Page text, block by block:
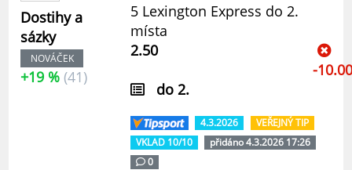
Dostihy a
sázky
NOVÁČEK
+19 % (41)
5 Lexington Express do 2.
místa
2.50
do 2.
-10.00
4.3.2026
VEŘEJNÝ TIP
VKLAD 10/10
přidáno 4.3.2026 17:26
0